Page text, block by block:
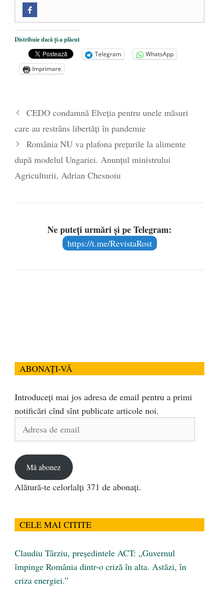
Mănăstirea „Sfânta Ana” Rohia. Părintele
Nicolae Steinhardt, comemorat la 102 ani
de la naștere - 29 iulie 2024
„Carnea cultivată” în laborator, tot mai
Părintele mărturisitor Constantin
Voicescu, pomenit, duminică, la
Mănăstirea Cernica
- 27 iulie 2024
Distribuie dacă ți-a plăcut
Telegram
WhatsApp
Imprimare
CEDO condamnă Elveţia pentru unele măsuri
care au restrâns libertăți în pandemie
România NU va plafona prețurile la alimente
după modelul Ungariei. Anunțul ministrului
Agriculturii, Adrian Chesnoiu
Ne puteți urmări și pe Telegram:
https://t.me/RevistaRost
ABONAȚI-VĂ
Introduceți mai jos adresa de email pentru a primi
notificări cînd sînt publicate articole noi.
Adresa
Mă abonez
Alătură-te celorlalți 371 de abonați.
CELE MAI CITITE
Claudiu Târziu, președintele ACT: „Guvernul
împinge România dintr-o criză în alta. Astăzi, în
criza energiei.”